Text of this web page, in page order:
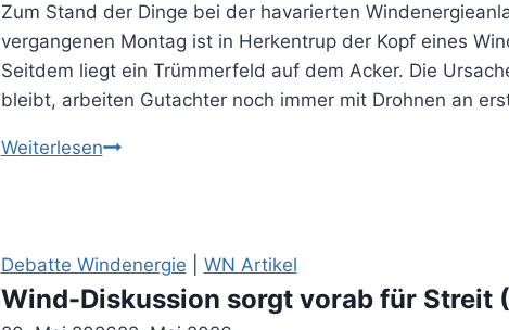
Zum Stand der Dinge bei der havarierten
vergangenen Montag ist in Herkentrup der Kopf eines
Seitdem liegt ein Trümmerfeld auf dem Acker. Die
bleibt, arbeiten Gutachter noch immer mit Drohnen an
WeiterlesenEin
wie
ein
Blauwal
Debatte Windenergie WN Artikel
Wind-Diskussion sorgt vorab für Streit